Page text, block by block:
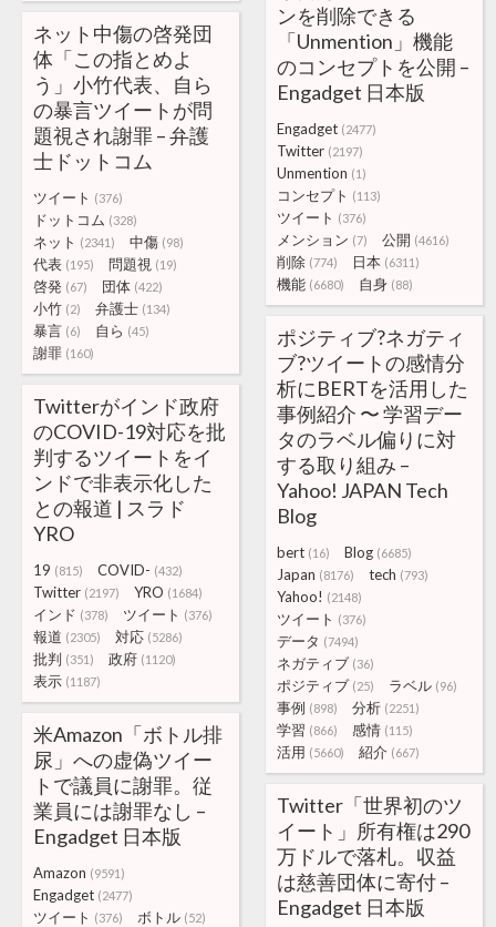
ンを削除できる
「Unmention」機能
のコンセプトを公開 –
Engadget 日本版
Engadget (2477)
Twitter (2197)
Unmention (1)
コンセプト (113)
ツイート (376)
メンション (7) 公開 (4616)
削除 (774) 日本 (6311)
機能 (6680) 自身 (88)
ネット中傷の啓発団
体「この指とめよ
う」小竹代表、自ら
の暴言ツイートが問
題視され謝罪 – 弁護
士ドットコム
ツイート (376)
ドットコム (328)
ネット (2341) 中傷 (98)
代表 (195) 問題視 (19)
啓発 (67) 団体 (422)
小竹 (2) 弁護士 (134)
暴言 (6) 自ら (45)
謝罪 (160)
ポジティブ?ネガティ
ブ?ツイートの感情分
析にBERTを活用した
事例紹介 〜 学習デー
タのラベル偏りに対
する取り組み –
Yahoo! JAPAN Tech
Blog
bert (16) Blog (6685)
Japan (8176) tech (793)
Yahoo! (2148)
ツイート (376)
データ (7494)
ネガティブ (36)
ポジティブ (25) ラベル (96)
事例 (898) 分析 (2251)
学習 (866) 感情 (115)
活用 (5660) 紹介 (667)
Twitterがインド政府
のCOVID-19対応を批
判するツイートをイ
ンドで非表示化した
との報道 | スラド
YRO
19 (815) COVID- (432)
Twitter (2197) YRO (1684)
インド (378) ツイート (376)
報道 (2305) 対応 (5286)
批判 (351) 政府 (1120)
表示 (1187)
米Amazon「ボトル排
尿」への虚偽ツイー
トで議員に謝罪。従
業員には謝罪なし –
Engadget 日本版
Amazon (9591)
Engadget (2477)
ツイート (376) ボトル (52)
Twitter「世界初のツ
イート」所有権は290
万ドルで落札。収益
は慈善団体に寄付 –
Engadget 日本版